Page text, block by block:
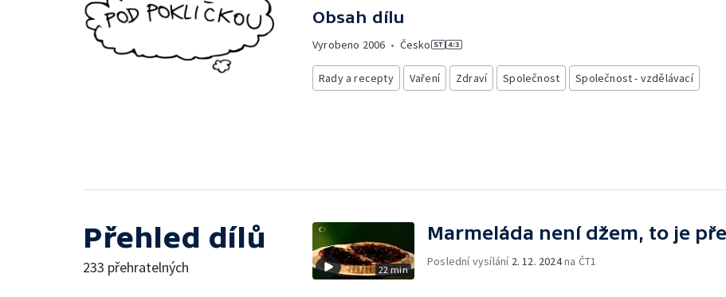
Obsah dílu
Vyrobeno 2006 • Česko
Rady a recepty Vaření Zdraví Společnost Společnost - vzdělávací
Přehled dílů
233 přehratelných 22 min
Marmeláda není džem, to je
Poslední vysílání 2. 12. 2024na ČT1